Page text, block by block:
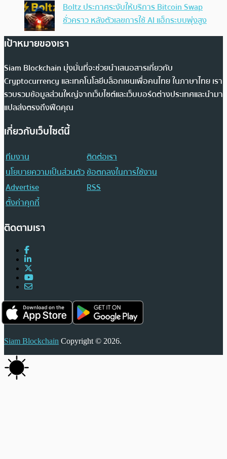
Boltz ประกาศระงับให้บริการ Bitcoin Swap
ชั่วคราว หลังตัวเลขการใช้ AI แฮ็กระบบพุ่งสูง
เป้าหมายของเรา
Siam Blockchain มุ่งมั่นที่จะช่วยนำเสนอสารเกี่ยวกับ
Cryptocurrency และเทคโนโลยีบล็อกเชนเพื่อคนไทย ในภาษาไทย เรา
รวบรวมข้อมูลส่วนใหญ่จากเว็บไซต์และเว็บบอร์ดต่างประเทศและนำมา
แปลส่งตรงถึงฟีดคุณ
เกี่ยวกับเว็บไซต์นี้
ทีมงาน
ติดต่อเรา
นโยบายความเป็นส่วนตัวข้อตกลงในการใช้งาน
Advertise
RSS
ตั้งค่าคุกกี้
ติดตามเรา
Siam Blockchain Copyright © 2026.